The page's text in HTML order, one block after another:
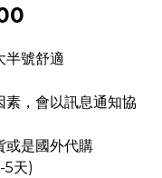
半號舒適
素，會以訊息通知協
或是國外代購
5天)